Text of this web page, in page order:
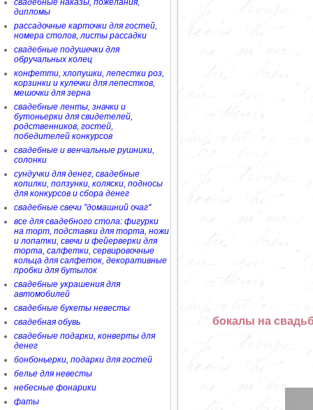
свадебные наказы, пожелания,
дипломы
рассадочные карточки для гостей,
номера столов, листы рассадки
свадебные подушечки для
обручальных колец
конфетти, хлопушки, лепестки роз,
корзинки и кулечки для лепестков,
мешочки для зерна
свадебные ленты, значки и
бутоньерки для свидетелей,
родственников, гостей,
победителей конкурсов
свадебные и венчальные рушники,
солонки
сундучки для денег, свадебные
копилки, ползунки, коляски, подносы
для конкурсов и сбора денег
свадебные свечи "домашний очаг"
все для свадебного стола: фигурки
на торт, подставки для торта, ножи
и лопатки, свечи и фейерверки для
торта, салфетки, сервировочные
кольца для салфеток, декоративные
пробки для бутылок
свадебные украшения для
автомобилей
свадебные букеты невесты
свадебная обувь
свадебные подарки, конверты для
денег
бонбоньерки, подарки для гостей
белье для невесты
небесные фонарики
фаты
бокалы на